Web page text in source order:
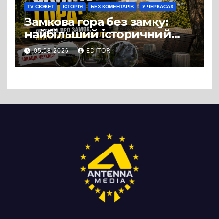
TV СЮЖЕТ ІСТОРІЯ БЕЗ КОМЕНТАРІВ У ЧЕРКАСАХ
Замкова гора без замку:
найбільший історичний
міф Черкас
05.08.2026 EDITOR